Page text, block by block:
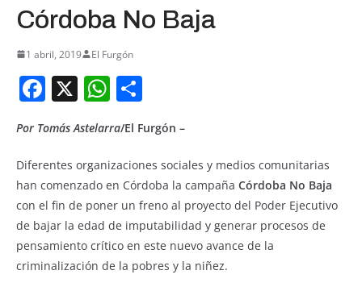
Córdoba No Baja
1 abril, 2019 El Furgón
F
c
e
b
o
o
k
X W
at
s
A
p
p
ar
e
Por Tomás Astelarra/El Furgón –
Diferentes organizaciones sociales y medios comunitarias
han comenzado en Córdoba la campaña Córdoba No Baja
con el fin de poner un freno al proyecto del Poder Ejecutivo
de bajar la edad de imputabilidad y generar procesos de
pensamiento crítico en este nuevo avance de la
criminalización de la pobres y la niñez.